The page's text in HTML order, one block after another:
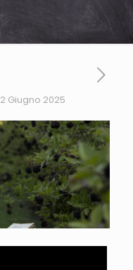
2 Giugno 2025